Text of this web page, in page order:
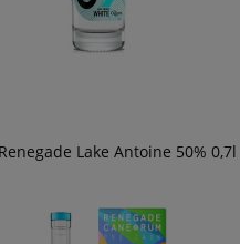
Lake Antoine 50% 0,7l